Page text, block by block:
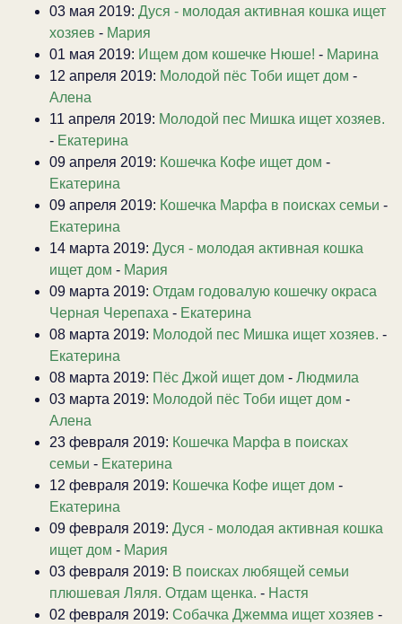
03 мая 2019: Дуся - молодая активная кошка ищет
хозяев - Мария
01 мая 2019: Ищем дом кошечке Нюше! - Марина
12 апреля 2019: Молодой пёс Тоби ищет дом -
Алена
11 апреля 2019: Молодой пес Мишка ищет хозяев.
- Екатерина
09 апреля 2019: Кошечка Кофе ищет дом -
Екатерина
09 апреля 2019: Кошечка Марфа в поисках семьи -
Екатерина
14 марта 2019: Дуся - молодая активная кошка
ищет дом - Мария
09 марта 2019: Отдам годовалую кошечку окраса
Черная Черепаха - Екатерина
08 марта 2019: Молодой пес Мишка ищет хозяев. -
Екатерина
08 марта 2019: Пёс Джой ищет дом - Людмила
03 марта 2019: Молодой пёс Тоби ищет дом -
Алена
23 февраля 2019: Кошечка Марфа в поисках
семьи - Екатерина
12 февраля 2019: Кошечка Кофе ищет дом -
Екатерина
09 февраля 2019: Дуся - молодая активная кошка
ищет дом - Мария
03 февраля 2019: В поисках любящей семьи
плюшевая Ляля. Отдам щенка. - Настя
02 февраля 2019: Собачка Джемма ищет хозяев -